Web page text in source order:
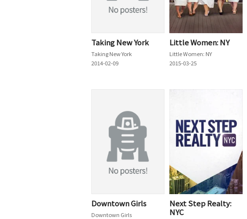
Taking New York
Taking New York
2014-02-09
Little Women: NY
Little Women: NY
2015-03-25
Downtown Girls
Downtown Girls
Next Step Realty:
NYC